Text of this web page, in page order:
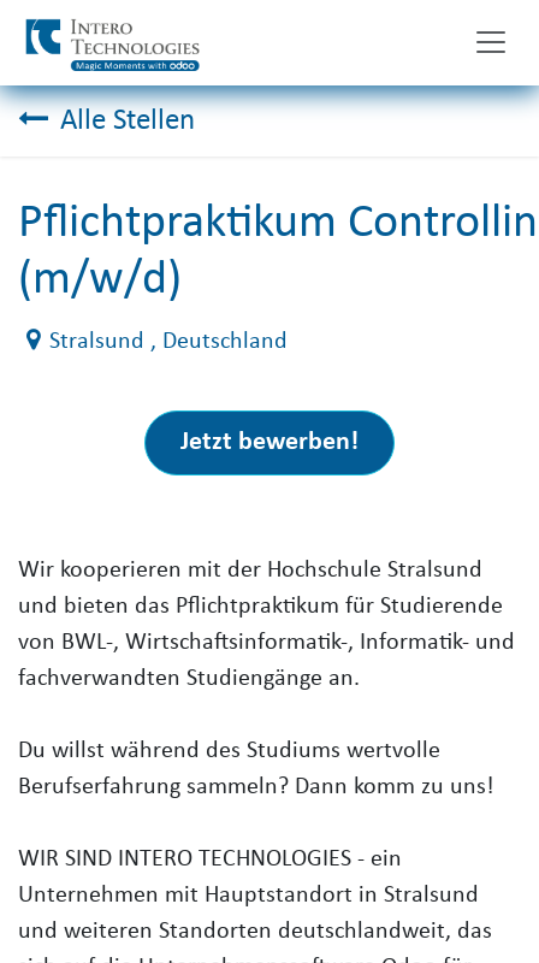
Zum Inhalt springen
Alle Stellen
Pflichtpraktikum
(m/w/d)
Stralsund , Deutschland
Jetzt bewerben!
Wir kooperieren mit der Hochschule Stralsund
und bieten das Pflichtpraktikum für Studierende
von BWL-, Wirtschaftsinformatik-, Informatik- und
fachverwandten Studiengänge an.
Du willst während des Studiums wertvolle
Berufserfahrung sammeln? Dann komm zu uns!
WIR SIND INTERO TECHNOLOGIES - ein
Unternehmen mit Hauptstandort in Stralsund
und weiteren Standorten deutschlandweit, das